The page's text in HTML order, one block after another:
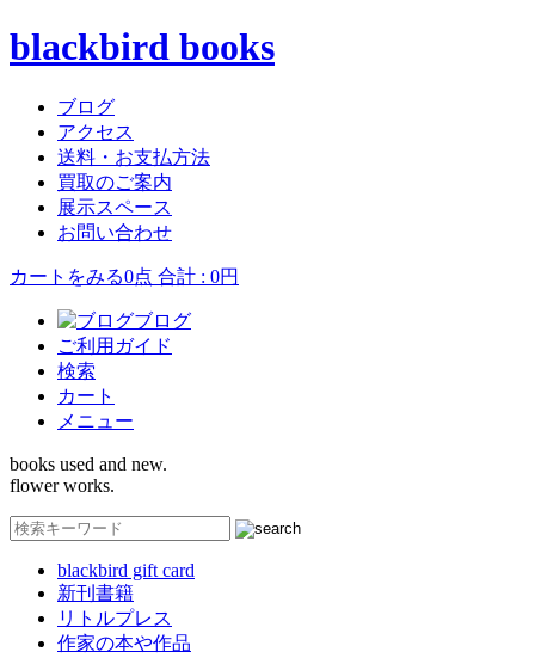
blackbird books
ブログ
アクセス
送料・お支払方法
買取のご案内
展示スペース
お問い合わせ
カートをみる0点 合計 : 0円
ブログ
ご利用ガイド
検索
カート
メニュー
books used and new.
flower works.
blackbird gift card
新刊書籍
リトルプレス
作家の本や作品